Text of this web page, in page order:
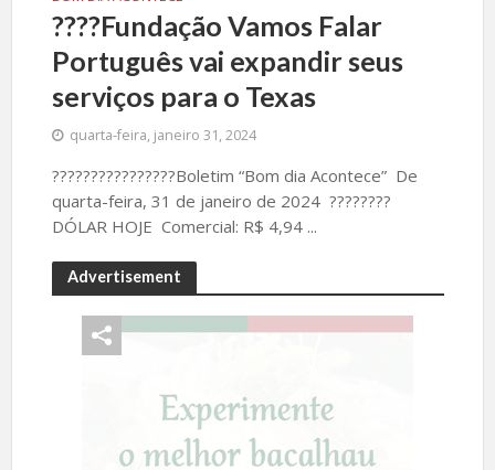
????Fundação Vamos Falar
Português vai expandir seus
serviços para o Texas
quarta-feira, janeiro 31, 2024
????????????????Boletim “Bom dia Acontece” De
quarta-feira, 31 de janeiro de 2024 ????️????
DÓLAR HOJE Comercial: R$ 4,94 ...
Advertisement